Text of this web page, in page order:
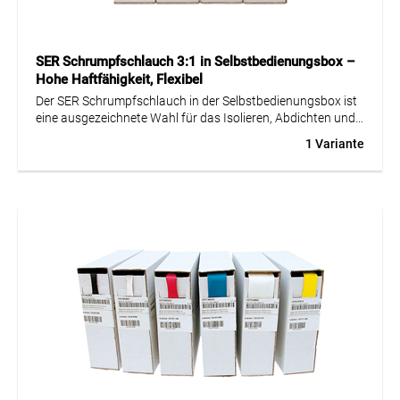
SER Schrumpfschlauch 3:1 in Selbstbedienungsbox –
Hohe Haftfähigkeit, Flexibel
Der SER Schrumpfschlauch in der Selbstbedienungsbox ist
eine ausgezeichnete Wahl für das Isolieren, Abdichten und
Bauteilen mit großen Durchmesserunterschieden. Dieser
dünnwandige Schlauch bietet eine Schrumpfrate von 3:1
zuverlässig in einem Betriebstemperaturbereich von -55 bis
+110 °C funktioniert. Trotz fehlender UL-Zulassung und
Halogenfreiheit bietet dieser Schlauch robuste, langlebige
Eigenschaften für anspruchsvolle Anwendungen.
1 Variante